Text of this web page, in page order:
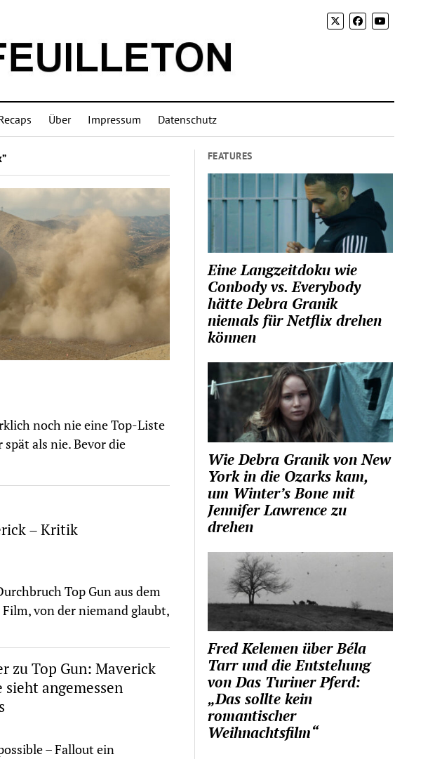
Über Impressum Datenschutz
noch nie eine Top-Liste
als nie. Bevor die
– Kritik
Top Gun aus dem
von der niemand glaubt,
zu Top Gun: Maverick
angemessen
– Fallout ein
FEATURES
Eine Langzeitdoku wie
Conbody vs. Everybody
hätte Debra Granik
niemals für Netflix drehen
können
Wie Debra Granik von New
York in die Ozarks kam,
um Winter’s Bone mit
Jennifer Lawrence zu
drehen
Fred Kelemen über Béla
Tarr und die Entstehung
von Das Turiner Pferd:
„Das sollte kein
romantischer
Weihnachtsfilm“